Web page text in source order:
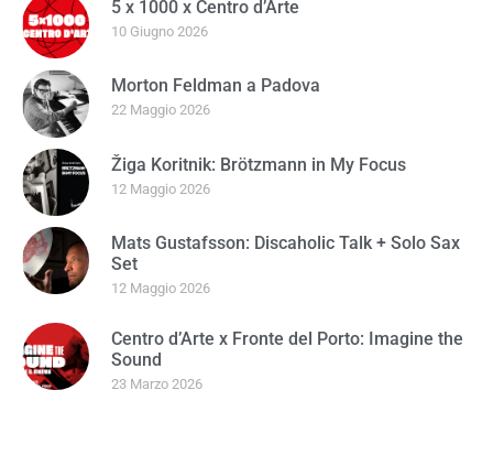
5 x 1000 x Centro d’Arte
10 Giugno 2026
Morton Feldman a Padova
22 Maggio 2026
Žiga Koritnik: Brötzmann in My Focus
12 Maggio 2026
Mats Gustafsson: Discaholic Talk + Solo Sax
Set
12 Maggio 2026
Centro d’Arte x Fronte del Porto: Imagine the
Sound
23 Marzo 2026